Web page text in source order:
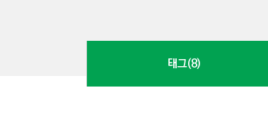
&
태그(8)